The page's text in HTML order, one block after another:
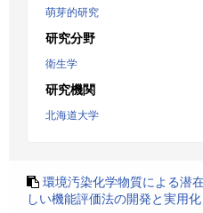
萌芽的研究
研究分野
衛生学
研究機関
北海道大学
環境汚染化学物質による潜
しい機能評価法の開発と実用化